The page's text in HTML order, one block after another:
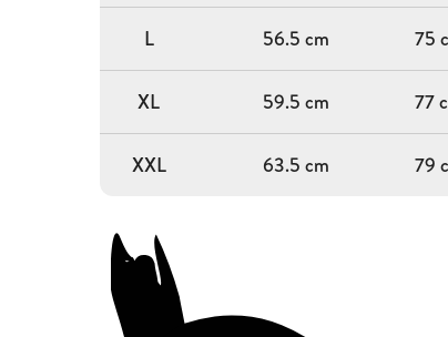
L 56.5 cm 75
XL 59.5 cm 77
XXL 63.5 cm 79